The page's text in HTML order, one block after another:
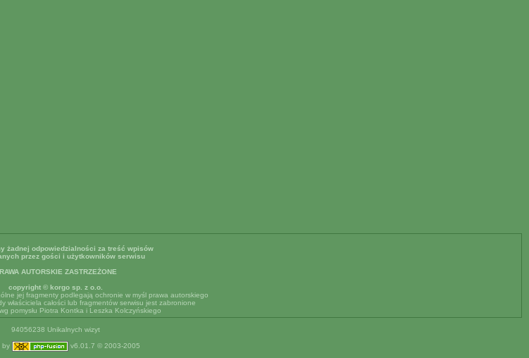
żadnej odpowiedzialności za treść wpisów
przez gości i użytkowników serwisu
AUTORSKIE ZASTRZEŻONE
copyright © korgo sp. z o.o.
jej fragmenty podlegają ochronie w myśl prawa autorskiego
właściciela całości lub fragmentów serwisu jest zabronione
pomysłu Piotra Kontka i Leszka Kolczyńskiego
94056238 Unikalnych wizyt
by v6.01.7 © 2003-2005